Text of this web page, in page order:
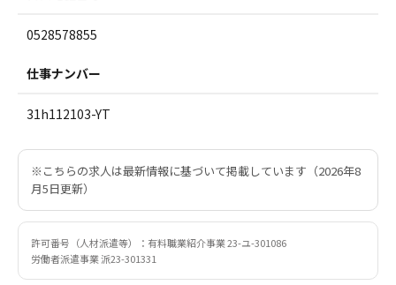
0528578855
仕事ナンバー
31h112103-YT
※こちらの求人は最新情報に基づいて掲載しています（2026年8
月5日更新）
許可番号（人材派遣等）：有料職業紹介事業 23-ユ-301086
労働者派遣事業 派23-301331